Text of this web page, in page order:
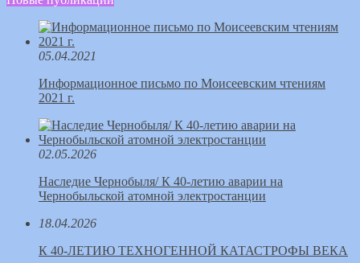
05.04.2021
Информационное письмо по Моисеевским чтениям
2021 г.
02.05.2026
Наследие Чернобыля/ К 40-летию аварии на
Чернобыльской атомной электростанции
18.04.2026
К 40-ЛЕТИЮ ТЕХНОГЕННОЙ КАТАСТРОФЫ ВЕКА